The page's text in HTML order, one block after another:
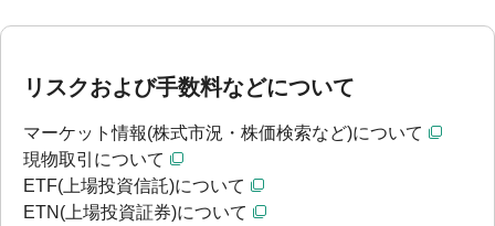
リスクおよび手数料などについて
マーケット情報(株式市況・株価検索など)について
現物取引について
ETF(上場投資信託)について
ETN(上場投資証券)について